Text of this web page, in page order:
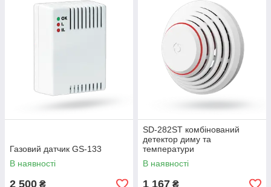
Газовий датчик GS-133
В наявності
2 500 ₴
SD-282ST комбінований
детектор диму та
температури
В наявності
1 167 ₴